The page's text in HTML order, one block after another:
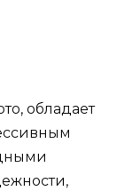
обладает